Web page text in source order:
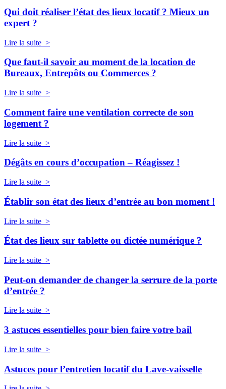
Qui doit réaliser l’état des lieux locatif ? Mieux un
expert ?
Lire la suite >
Que faut-il savoir au moment de la location de
Bureaux, Entrepôts ou Commerces ?
Lire la suite >
Comment faire une ventilation correcte de son
logement ?
Lire la suite >
Dégâts en cours d’occupation – Réagissez !
Lire la suite >
Établir son état des lieux d’entrée au bon moment !
Lire la suite >
État des lieux sur tablette ou dictée numérique ?
Lire la suite >
Peut-on demander de changer la serrure de la porte
d’entrée ?
Lire la suite >
3 astuces essentielles pour bien faire votre bail
Lire la suite >
Astuces pour l’entretien locatif du Lave-vaisselle